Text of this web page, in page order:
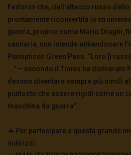
Fedorov che, dall’attacco russo
prontamente riconvertita in
guerra, proprio come Mario Draghi,
sanitaria, non intende abbandonare
Panopticon Green Pass. “Loro [i
….” – secondo il Times ha dichiarato
devono diventare sempre più simili
piuttosto che essere rigidi come un
macchina da guerra“.
☀️ Per partecipare a questa grande
indirizzi: